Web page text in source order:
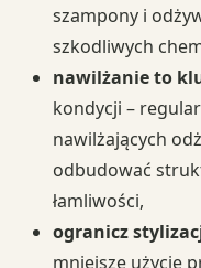
szampony i
szkodliwych
nawilżanie to
kondycji –
nawilżających
odbudować
łamliwości,
ogranicz
mniejsze użycie